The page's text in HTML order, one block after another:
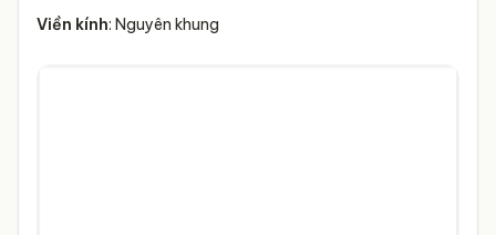
Viền kính: Nguyên khung